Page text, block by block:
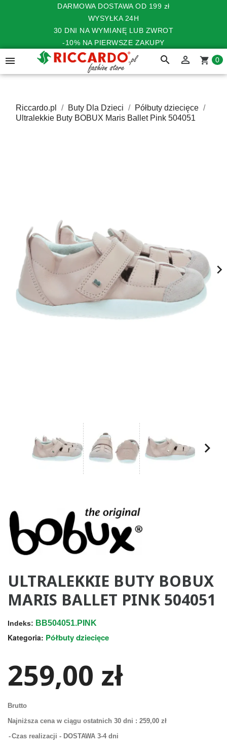
DARMOWA DOSTAWA OD 199 zł
WYSYŁKA 24H
30 DNI NA WYMIANĘ LUB ZWROT
-10% NA PIERWSZE ZAKUPY
 search  shopping_cart 0
Riccardo.pl Buty Dla Dzieci
Półbuty dziecięce
Ultralekkie Buty BOBUX Maris Ballet Pink 504051

ULTRALEKKIE BUTY BOBUX
MARIS BALLET PINK 504051
Indeks: BB504051.PINK
Kategoria: Półbuty dziecięce
259,00 zł
Brutto
Najniższa cena w ciągu ostatnich 30 dni : 259,00 zł
Czas realizacji - DOSTAWA 3-4 dni